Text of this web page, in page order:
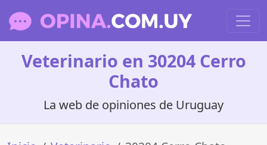
Veterinario en 30204 Cerro
Chato
La web de opiniones de Uruguay